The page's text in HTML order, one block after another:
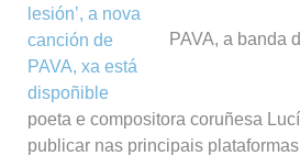
PAVA, a banda
poeta e compositora coruñesa
publicar nas principais